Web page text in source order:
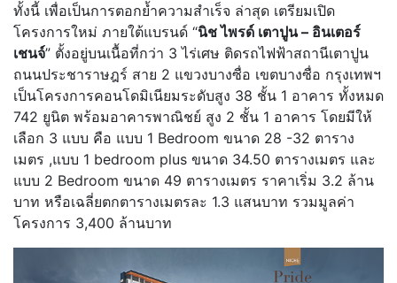
ทั้งนี้ เพื่อเป็นการตอกย้ำความสำเร็จ ล่าสุด เตรียมเปิด
โครงการใหม่ ภายใต้แบรนด์ “นิช ไพรด์ เตาปูน – อินเตอร์
เชนจ์” ตั้งอยู่บนเนื้อที่กว่า 3 ไร่เศษ ติดรถไฟฟ้าสถานีเตาปูน
ถนนประชาราษฎร์ สาย 2 แขวงบางซื่อ เขตบางซื่อ กรุงเทพฯ
เป็นโครงการคอนโดมิเนียมระดับสูง 38 ชั้น 1 อาคาร ทั้งหมด
742 ยูนิต พร้อมอาคารพาณิชย์ สูง 2 ชั้น 1 อาคาร โดยมีให้
เลือก 3 แบบ คือ แบบ 1 Bedroom ขนาด 28 -32 ตาราง
เมตร ,แบบ 1 bedroom plus ขนาด 34.50 ตารางเมตร และ
แบบ 2 Bedroom ขนาด 49 ตารางเมตร ราคาเริ่ม 3.2 ล้าน
บาท หรือเฉลี่ยตกตารางเมตรละ 1.3 แสนบาท รวมมูลค่า
โครงการ 3,400 ล้านบาท